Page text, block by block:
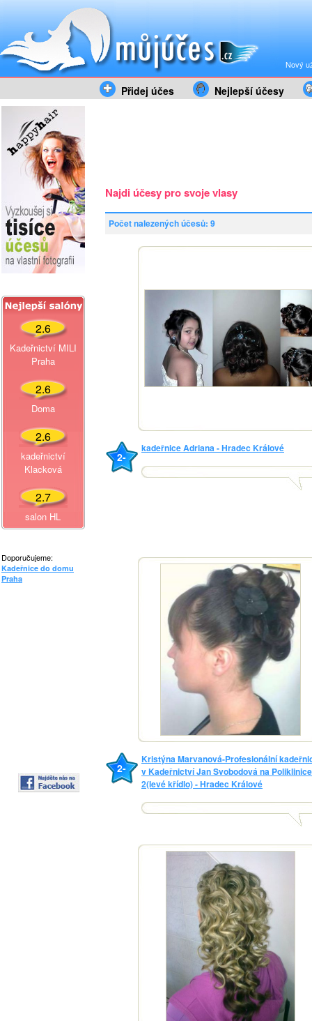
Nový
Přidej účes Nejlepší účesy
2.6
Kadeřnictví MILI
Praha
2.6
Doma
2.6
kadeřnictví
Klacková
2.7
salon HL
Doporučujeme:
Kadeřnice do domu
Praha
Najdi účesy pro svoje vlasy
Počet nalezených účesů: 9
2-
kadeřnice Adriana - Hradec Králové
2-
Kristýna Marvanová-Profesionální
v Kadeřnictví Jan Svobodová na Poliklinice
2(levé křídlo) - Hradec Králové